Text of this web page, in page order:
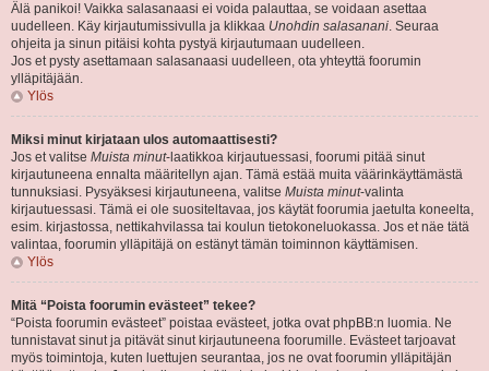
Älä panikoi! Vaikka salasanaasi ei voida palauttaa, se voidaan asettaa
uudelleen. Käy kirjautumissivulla ja klikkaa Unohdin salasanani. Seuraa
ohjeita ja sinun pitäisi kohta pystyä kirjautumaan uudelleen.
Jos et pysty asettamaan salasanaasi uudelleen, ota yhteyttä foorumin
ylläpitäjään.
Ylös
Miksi minut kirjataan ulos automaattisesti?
Jos et valitse Muista minut-laatikkoa kirjautuessasi, foorumi pitää sinut
kirjautuneena ennalta määritellyn ajan. Tämä estää muita väärinkäyttämästä
tunnuksiasi. Pysyäksesi kirjautuneena, valitse Muista minut-valinta
kirjautuessasi. Tämä ei ole suositeltavaa, jos käytät foorumia jaetulta koneelta,
esim. kirjastossa, nettikahvilassa tai koulun tietokoneluokassa. Jos et näe tätä
valintaa, foorumin ylläpitäjä on estänyt tämän toiminnon käyttämisen.
Ylös
Mitä “Poista foorumin evästeet” tekee?
“Poista foorumin evästeet” poistaa evästeet, jotka ovat phpBB:n luomia. Ne
tunnistavat sinut ja pitävät sinut kirjautuneena foorumille. Evästeet tarjoavat
myös toimintoja, kuten luettujen seurantaa, jos ne ovat foorumin ylläpitäjän